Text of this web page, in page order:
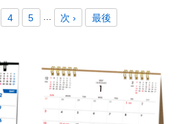
4 5 次 › 最後